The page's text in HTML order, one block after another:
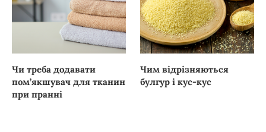
Чи треба додавати
пом’якшувач для тканин
при пранні
Чим відрізняються
булгур і кус-кус